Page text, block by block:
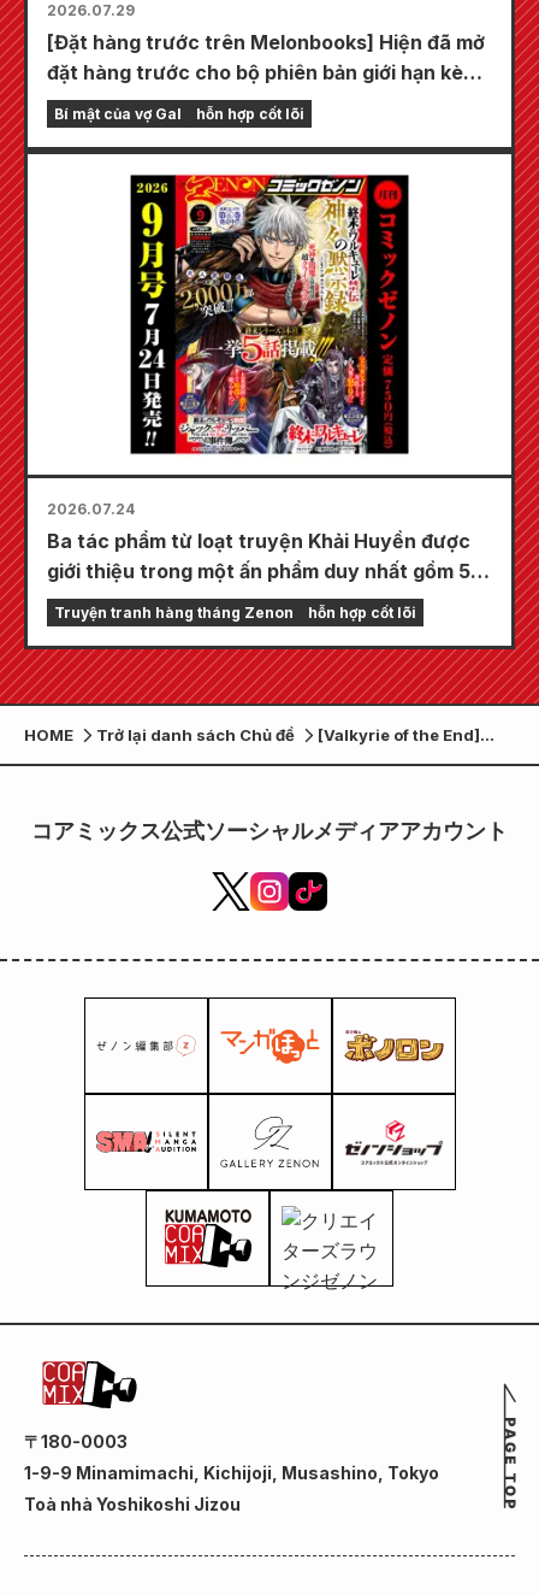
2026.07.29
[Đặt hàng trước trên Melonbooks] Hiện đã mở
đặt hàng trước cho bộ phiên bản giới hạn kèm
thảm chơi đặc biệt với hình minh họa tuyệt đẹp
về Fuyuki Tojo do Kudou vẽ! Tập 6 mới nhất
vào ngày 20 tháng 10!
Bí mật của vợ Gal hỗn hợp cốt lõi
2026.07.24
Ba tác phẩm từ loạt truyện Khải Huyền được
giới thiệu trong một ấn phẩm duy nhất gồm 5
chương!! "Monthly Comic Zenon số tháng 9
năm 2026" sẽ được bán ra vào ngày 24 tháng
7!!
Truyện tranh hàng tháng Zenon hỗn hợp cốt lõi
HOME Trở lại danh sách Chủ đề
[Valkyrie of the End]
Hàng nguyên bản <Bộ
Trung Quốc!!
コアミックス公式ソーシャルメディアアカウント
〒180-0003
1-9-9 Minamimachi, Kichijoji, Musashino, Tokyo
Toà nhà Yoshikoshi Jizou